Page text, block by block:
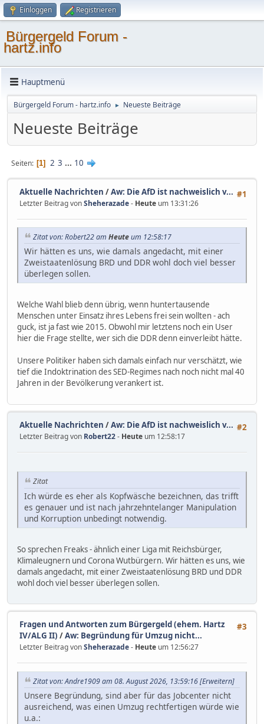
Einloggen Registrieren
Bürgergeld Forum -
hartz.info
Hauptmenü
Bürgergeld Forum - hartz.info ► Neueste Beiträge
Neueste Beiträge
Seiten 1 2 3 ... 10
#1
Aktuelle Nachrichten /Aw: Die AfD ist nachweislich v...
Letzter Beitrag vonSheherazade- Heute um 13:31:26
Zitat von: Robert22 am Heuteum 12:58:17
Wir hätten es uns, wie damals angedacht, mit einer
Zweistaatenlösung BRD und DDR wohl doch viel besser
überlegen sollen.
Welche Wahl blieb denn übrig, wenn huntertausende
Menschen unter Einsatz ihres Lebens frei sein wollten - ach
guck, ist ja fast wie 2015. Obwohl mir letztens noch ein User
hier die Frage stellte, wer sich die DDR denn einverleibt hätte.
Unsere Politiker haben sich damals einfach nur verschätzt, wie
tief die Indoktrination des SED-Regimes nach noch nicht mal 40
Jahren in der Bevölkerung verankert ist.
#2
Aktuelle Nachrichten /Aw: Die AfD ist nachweislich v...
Letzter Beitrag von Robert22- Heute um 12:58:17
Zitat
Ich würde es eher als Kopfwäsche bezeichnen, das trifft
es genauer und ist nach jahrzehntelanger Manipulation
und Korruption unbedingt notwendig.
So sprechen Freaks - ähnlich einer Liga mit Reichsbürger,
Klimaleugnern und Corona Wutbürgern. Wir hätten es uns, wie
damals angedacht, mit einer Zweistaatenlösung BRD und DDR
wohl doch viel besser überlegen sollen.
#3
Fragen und Antworten zum Bürgergeld (ehem. Hartz
IV/ALG II) /Aw: Begründung für Umzug nicht...
Letzter Beitrag vonSheherazade- Heute um 12:56:27
Zitat von: Andre1909 am 08. August 2026, 13:59:16[Erweitern]
Unsere Begründung, sind aber für das Jobcenter nicht
ausreichend, was einen Umzug rechtfertigen würde wie
u.a.: